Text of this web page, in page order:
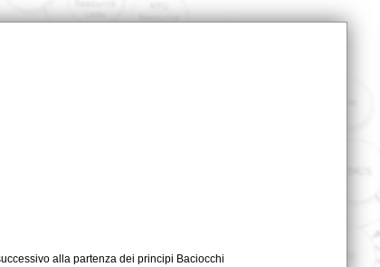
alla partenza dei principi Baciocchi